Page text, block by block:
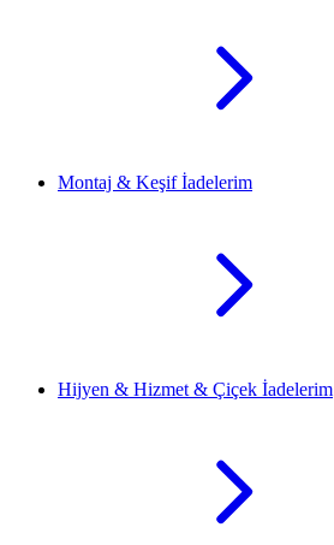
Montaj & Keşif İadelerim
Hijyen & Hizmet & Çiçek İadelerim